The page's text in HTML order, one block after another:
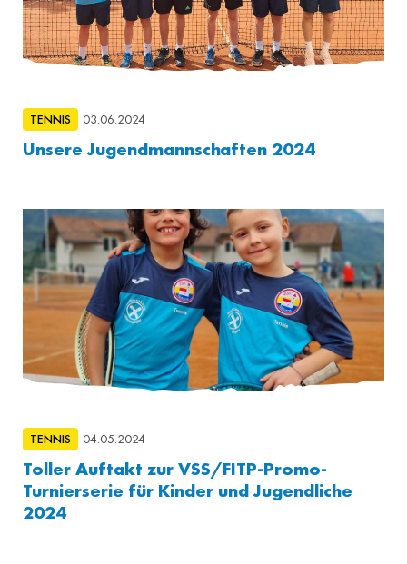
TENNIS 03.06.2024
Unsere Jugendmannschaften 2024
TENNIS 04.05.2024
Toller Auftakt zur VSS/FITP-Promo-
Turnierserie für Kinder und Jugendliche
2024